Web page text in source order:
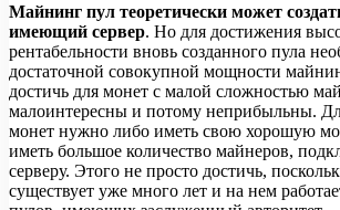
Майнинг пул теоретически может
имеющий сервер. Но для достижения
рентабельности вновь созданного пула
достаточной совокупной мощности
достичь для монет с малой сложностью
малоинтересны и потому неприбыльны.
монет нужно либо иметь свою хорошую
иметь большое количество майнеров,
серверу. Этого не просто достичь,
существует уже много лет и на нем